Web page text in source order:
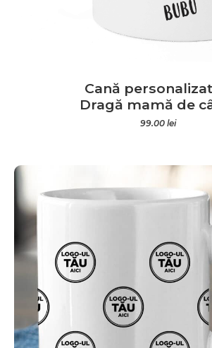
Cană
Dragă mamă de
99.00 lei